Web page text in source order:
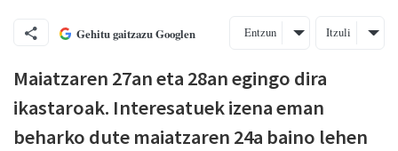
Gehitu gaitzazu Googlen Entzun Itzuli
Maiatzaren 27an eta 28an egingo dira
ikastaroak. Interesatuek izena eman
beharko dute maiatzaren 24a baino lehen